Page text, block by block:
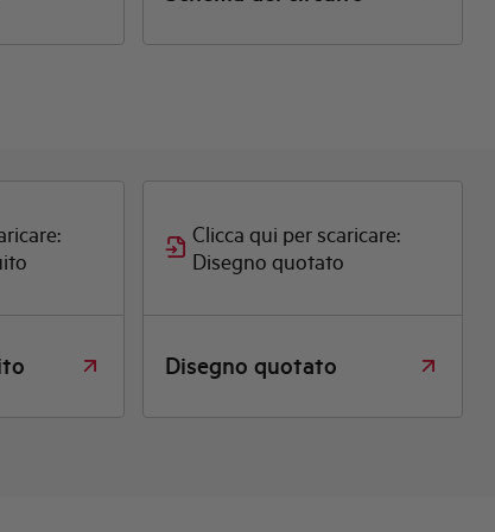
Clicca qui per scaricare:
Disegno quotato
Disegno quotato